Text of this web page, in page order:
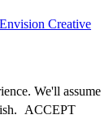
Envision Creative
We'll assume
ACCEPT